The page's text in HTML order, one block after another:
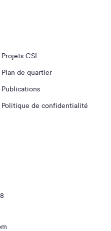
Projets CSL
Plan de quartier
Publications
Politique de confidentialité